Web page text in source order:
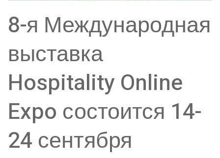
8-я Международная
выставка
Hospitality Online
Expo состоится 14-
24 сентября